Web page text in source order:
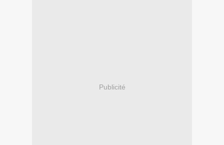
Publicité